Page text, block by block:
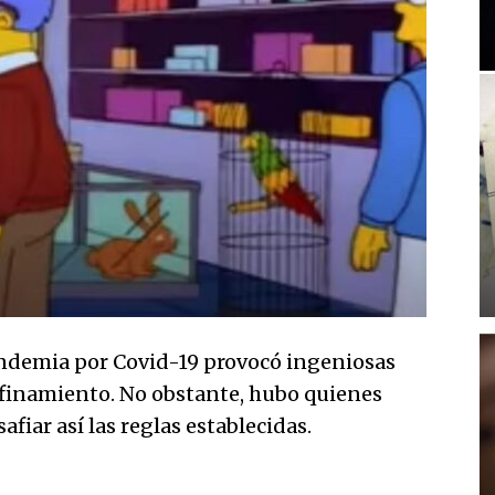
por Covid-19 provocó ingeniosas
No obstante, hubo quienes
así las reglas establecidas.